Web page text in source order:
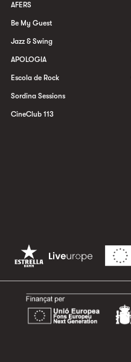
AFERS
Be My Guest
Jazz & Swing
APOLOGIA
Escola de Rock
Sordina Sessions
CineClub 113